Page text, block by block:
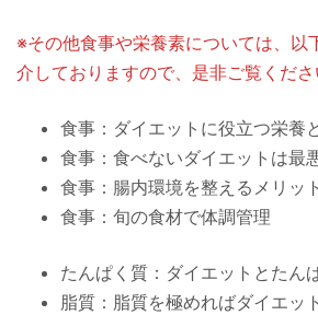
※その他食事や栄養素については、以
介しておりますので、是非ご覧くださ
食事： ダイエットに役立つ栄養
食事： 食べないダイエットは最
食事： 腸内環境を整えるメリッ
食事： 旬の食材で体調管理
たんぱく質： ダイエットとたん
脂質： 脂質を極めればダイエッ